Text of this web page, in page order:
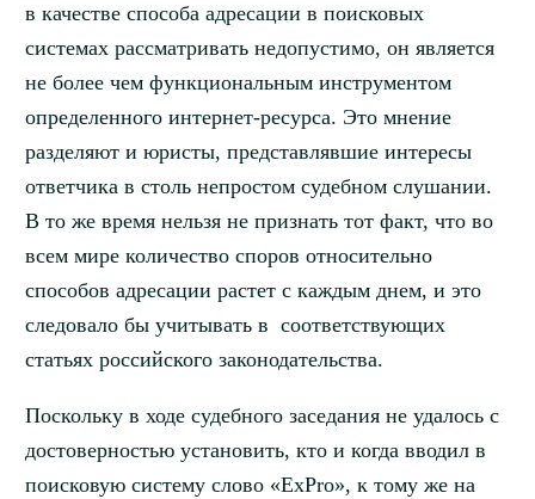
в качестве способа адресации в поисковых
системах рассматривать недопустимо, он является
не более чем функциональным инструментом
определенного интернет-ресурса. Это мнение
разделяют и юристы, представлявшие интересы
ответчика в столь непростом судебном слушании.
В то же время нельзя не признать тот факт, что во
всем мире количество споров относительно
способов адресации растет с каждым днем, и это
следовало бы учитывать в соответствующих
статьях российского законодательства.
Поскольку в ходе судебного заседания не удалось с
достоверностью установить, кто и когда вводил в
поисковую систему слово «ExPro», к тому же на